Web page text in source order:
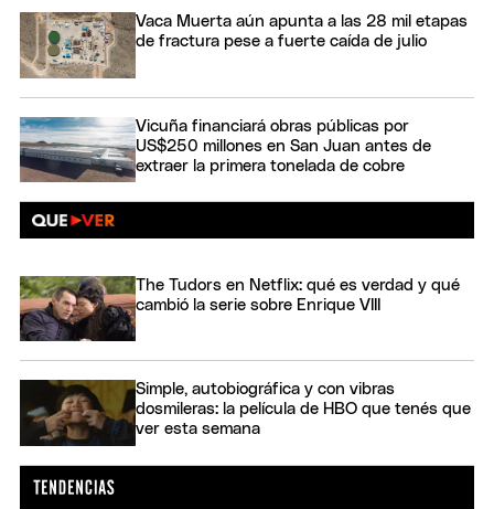
Vaca Muerta aún apunta a las 28 mil etapas
de fractura pese a fuerte caída de julio
Vicuña financiará obras públicas por
US$250 millones en San Juan antes de
extraer la primera tonelada de cobre
The Tudors en Netflix: qué es verdad y qué
cambió la serie sobre Enrique VIII
Simple, autobiográfica y con vibras
dosmileras: la película de HBO que tenés que
ver esta semana